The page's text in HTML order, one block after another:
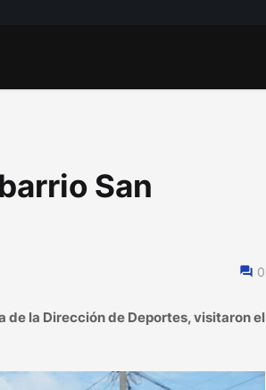
San
0
de la Dirección de Deportes, visitaron el